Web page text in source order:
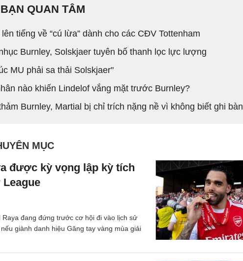
QUAN TÂM
tiếng về “cú lừa” dành cho các CĐV Tottenham
Burnley, Solskjaer tuyên bố thanh lọc lực lượng
MU phải sa thải Solskjaer"
nào khiến Lindelof vắng mặt trước Burnley?
Burnley, Martial bị chỉ trích nặng nề vì không biết ghi bàn
MỤC
được kỳ vọng lập kỳ tích
Raya đang đứng trước cơ hội đi vào lịch sử
giành danh hiệu Găng tay vàng mùa giải